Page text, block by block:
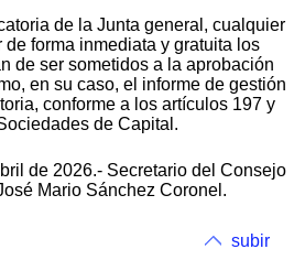
de la Junta general, cualquier
forma inmediata y gratuita los
de ser sometidos a la aprobación
en su caso, el informe de gestión
conforme a los artículos 197 y
de Capital.
de 2026.- Secretario del Consejo
Mario Sánchez Coronel.
subir